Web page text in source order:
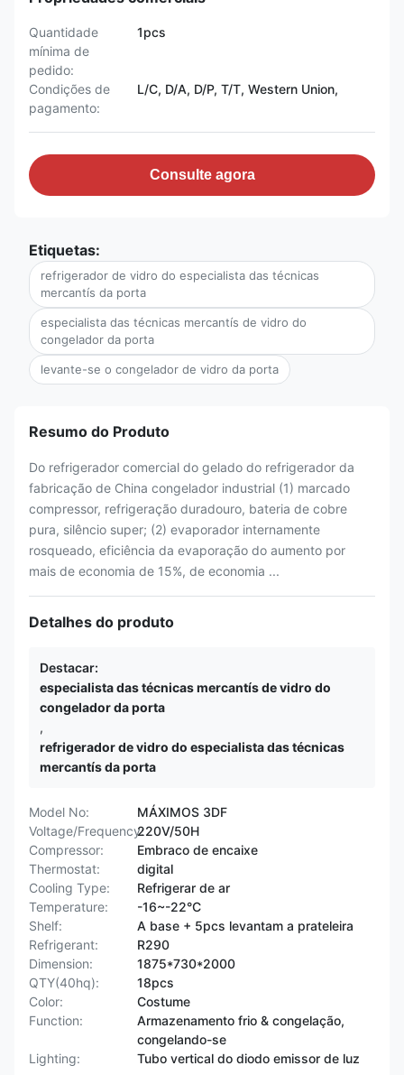
Quantidade
mínima de
pedido:
1pcs
Condições de
pagamento:
L/C, D/A, D/P, T/T, Western Union,
Consulte agora
Etiquetas:
refrigerador de vidro do especialista das técnicas
mercantís da porta
especialista das técnicas mercantís de vidro do
congelador da porta
levante-se o congelador de vidro da porta
Resumo do Produto
Do refrigerador comercial do gelado do refrigerador da
fabricação de China congelador industrial (1) marcado
compressor, refrigeração duradouro, bateria de cobre
pura, silêncio super; (2) evaporador internamente
rosqueado, eficiência da evaporação do aumento por
mais de economia de 15%, de economia ...
Detalhes do produto
Destacar:
especialista das técnicas mercantís de vidro do
congelador da porta
,
refrigerador de vidro do especialista das técnicas
mercantís da porta
Model No:
MÁXIMOS 3DF
Voltage/Frequency:220V/50H
Compressor:
Embraco de encaixe
Thermostat:
digital
Cooling Type:
Refrigerar de ar
Temperature:
-16~-22°C
Shelf:
A base + 5pcs levantam a prateleira
Refrigerant:
R290
Dimension:
1875*730*2000
QTY(40hq):
18pcs
Color:
Costume
Function:
Armazenamento frio & congelação,
congelando-se
Lighting:
Tubo vertical do diodo emissor de luz